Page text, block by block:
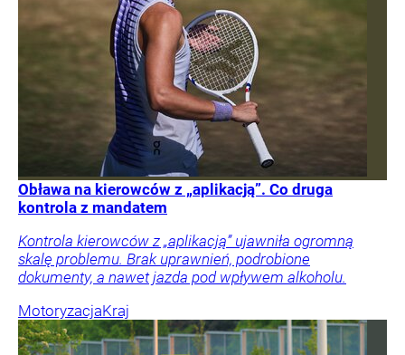
Obława na kierowców z „aplikacją”. Co druga
kontrola z mandatem
Kontrola kierowców z „aplikacją” ujawniła ogromną
skalę problemu. Brak uprawnień, podrobione
dokumenty, a nawet jazda pod wpływem alkoholu.
MotoryzacjaKraj